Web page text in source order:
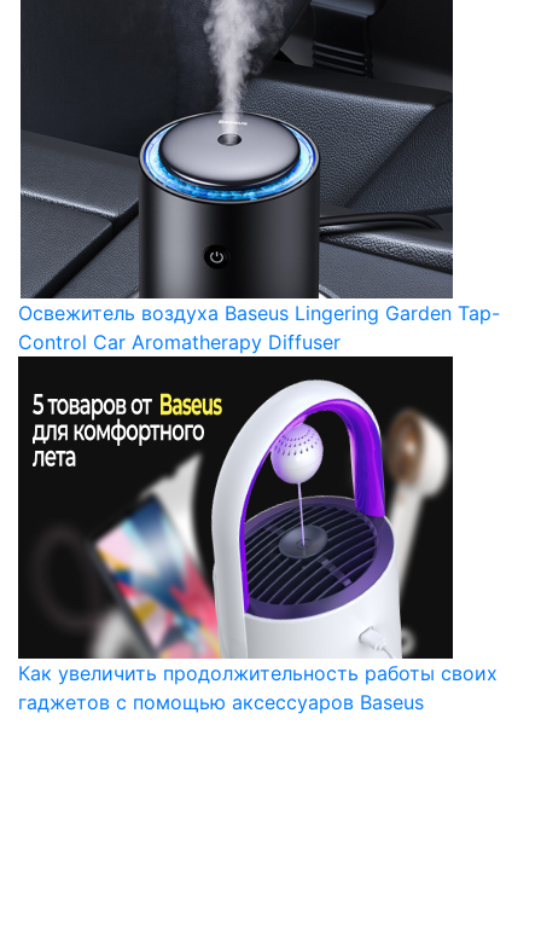
Освежитель воздуха Baseus Lingering Garden Tap-
Control Car Aromatherapy Diffuser
Как увеличить продолжительность работы своих
гаджетов с помощью аксессуаров Baseus